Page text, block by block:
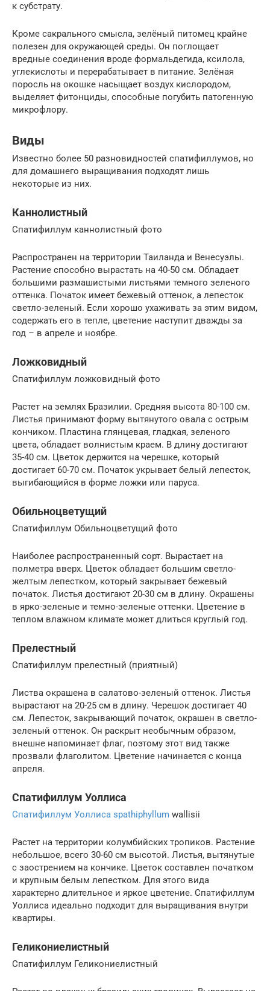
к субстрату.
Кроме сакрального смысла, зелёный питомец крайне
полезен для окружающей среды. Он поглощает
вредные соединения вроде формальдегида, ксилола,
углекислоты и перерабатывает в питание. Зелёная
поросль на окошке насыщает воздух кислородом,
выделяет фитонциды, способные погубить патогенную
микрофлору.
Виды
Известно более 50 разновидностей спатифиллумов, но
для домашнего выращивания подходят лишь
некоторые из них.
Каннолистный
Спатифиллум каннолистный фото
Распространен на территории Таиланда и Венесуэлы.
Растение способно вырастать на 40-50 см. Обладает
большими размашистыми листьями темного зеленого
оттенка. Початок имеет бежевый оттенок, а лепесток
светло-зеленый. Если хорошо ухаживать за этим видом,
содержать его в тепле, цветение наступит дважды за
год – в апреле и ноябре.
Ложковидный
Спатифиллум ложковидный фото
Растет на землях Бразилии. Средняя высота 80-100 см.
Листья принимают форму вытянутого овала с острым
кончиком. Пластина глянцевая, гладкая, зеленого
цвета, обладает волнистым краем. В длину достигают
35-40 см. Цветок держится на черешке, который
достигает 60-70 см. Початок укрывает белый лепесток,
выгибающийся в форме ложки или паруса.
Обильноцветущий
Спатифиллум Обильноцветущий фото
Наиболее распространенный сорт. Вырастает на
полметра вверх. Цветок обладает большим светло-
желтым лепестком, который закрывает бежевый
початок. Листья достигают 20-30 см в длину. Окрашены
в ярко-зеленые и темно-зеленые оттенки. Цветение в
теплом влажном климате может длиться круглый год.
Прелестный
Спатифиллум прелестный (приятный)
Листва окрашена в салатово-зеленый оттенок. Листья
вырастают на 20-25 см в длину. Черешок достигает 40
см. Лепесток, закрывающий початок, окрашен в светло-
зеленый оттенок. Он раскрыт необычным образом,
внешне напоминает флаг, поэтому этот вид также
прозвали флаголитом. Цветение начинается с конца
апреля.
Спатифиллум Уоллиса
Спатифиллум Уоллиса spathiphyllum wallisii
Растет на территории колумбийских тропиков. Растение
небольшое, всего 30-60 см высотой. Листья, вытянутые
с заострением на кончике. Цветок составлен початком
и крупным белым лепестком. Для этого вида
характерно длительное и яркое цветение. Спатифиллум
Уоллиса идеально подходит для выращивания внутри
квартиры.
Геликониелистный
Спатифиллум Геликониелистный